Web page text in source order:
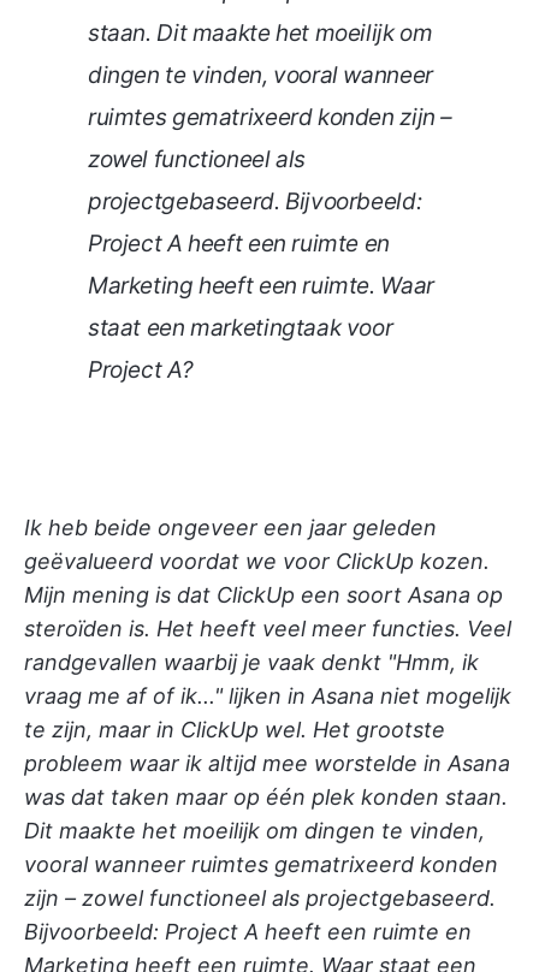
staan. Dit maakte het moeilijk om
dingen te vinden, vooral wanneer
ruimtes gematrixeerd konden zijn –
zowel functioneel als
projectgebaseerd. Bijvoorbeeld:
Project A heeft een ruimte en
Marketing heeft een ruimte. Waar
staat een marketingtaak voor
Project A?
Ik heb beide ongeveer een jaar geleden
geëvalueerd voordat we voor ClickUp kozen.
Mijn mening is dat ClickUp een soort Asana op
steroïden is. Het heeft veel meer functies. Veel
randgevallen waarbij je vaak denkt "Hmm, ik
vraag me af of ik..." lijken in Asana niet mogelijk
te zijn, maar in ClickUp wel. Het grootste
probleem waar ik altijd mee worstelde in Asana
was dat taken maar op één plek konden staan.
Dit maakte het moeilijk om dingen te vinden,
vooral wanneer ruimtes gematrixeerd konden
zijn – zowel functioneel als projectgebaseerd.
Bijvoorbeeld: Project A heeft een ruimte en
Marketing heeft een ruimte. Waar staat een